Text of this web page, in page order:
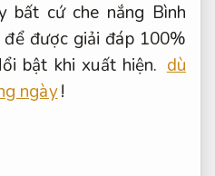
bất cứ che nắng Bình
để được giải đáp 100%
bật khi xuất hiện. dù
ngày!